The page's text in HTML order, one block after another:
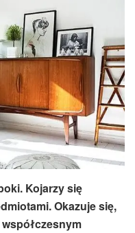
Kojarzy się
Okazuje się,